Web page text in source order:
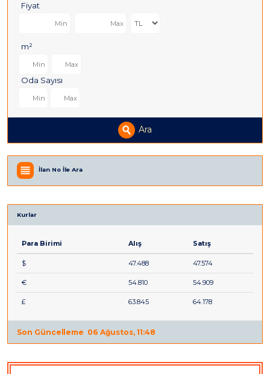
Fiyat
m²
Oda Sayısı
Ara
İlan No İle Ara
Kurlar
Para Birimi Alış Satış
$ 47.488 47.574
€ 54.810 54.909
£ 63.845 64.178
Son Güncelleme 06 Ağustos, 11:48